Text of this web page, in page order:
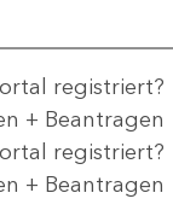
registriert?
+ Beantragen
registriert?
+ Beantragen